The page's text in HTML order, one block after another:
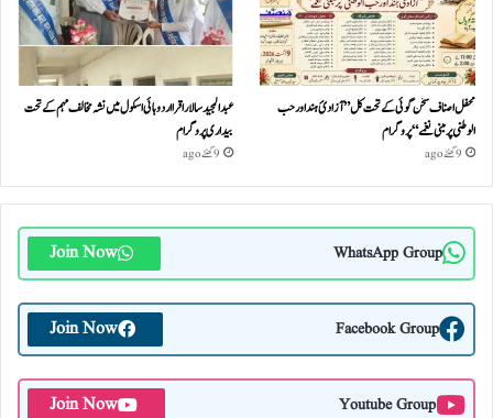
محفل اصناف سخن گوئی کے تحت کل ”آزادئ ہند اور حب
الوطنی پر مبنی نغمے“پروگرام
9 گھنٹے ago
عبدالمجید سالار اقرا اردو ہائی اسکول میں نشہ مخالف مہم کے تحت
بیداری پروگرام
9 گھنٹے ago
WhatsApp Group
Join Now
Facebook Group
Join Now
Youtube Group
Join Now